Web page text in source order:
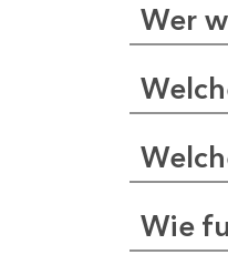
Wer
Wie